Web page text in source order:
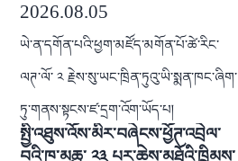
2026.08.05
ཡེ་ན་དགོན་པའི་ཕྱག་མཛོད་མགོན་པོ་ཚེ་རིང་
ལཊ་ལོ་ ༢ རྗེས་སུ་ཡང་ཁྲིན་ཏུའུ་ཡི་སྨན་ཁང་ཞིག་
ཏུ་གནས་སྟངས་ཛ་དྲག་འོག་ཡོད་པ།
སྤྱི་འཐུས་འོས་མིར་བཞེངས་ཕྱོཊ་འབྲེལ་
བའི་ཁ་མཆུ་ ༢༣ པར་ཆེས་མཐོའི་ཁྲིམས་